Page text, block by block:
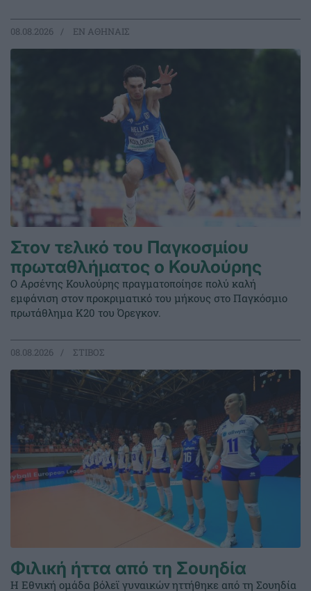
08.08.2026 EΝ ΑΘΗΝΑΙΣ
Στον τελικό του Παγκοσμίου
πρωταθλήματος ο Κουλούρης
Ο Αρσένης Κουλούρης πραγματοποίησε πολύ καλή
εμφάνιση στον προκριματικό του μήκους στο Παγκόσμιο
πρωτάθλημα Κ20 του Όρεγκον.
08.08.2026 ΣΤΙΒΟΣ
Φιλική ήττα από τη Σουηδία
Η Εθνική ομάδα βόλεϊ γυναικών ηττήθηκε από τη Σουηδία